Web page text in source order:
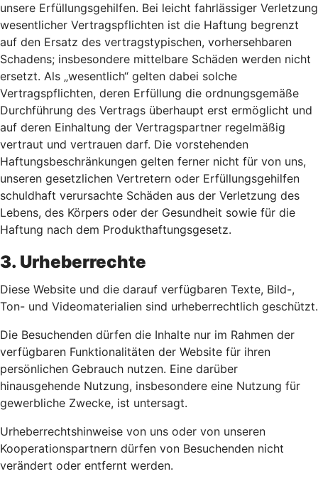
unsere Erfüllungsgehilfen. Bei leicht fahrlässiger Verletzung
wesentlicher Vertragspflichten ist die Haftung begrenzt
auf den Ersatz des vertragstypischen, vorhersehbaren
Schadens; insbesondere mittelbare Schäden werden nicht
ersetzt. Als „wesentlich“ gelten dabei solche
Vertragspflichten, deren Erfüllung die ordnungsgemäße
Durchführung des Vertrags überhaupt erst ermöglicht und
auf deren Einhaltung der Vertragspartner regelmäßig
vertraut und vertrauen darf. Die vorstehenden
Haftungsbeschränkungen gelten ferner nicht für von uns,
unseren gesetzlichen Vertretern oder Erfüllungsgehilfen
schuldhaft verursachte Schäden aus der Verletzung des
Lebens, des Körpers oder der Gesundheit sowie für die
Haftung nach dem Produkthaftungsgesetz.
3. Urheberrechte
Diese Website und die darauf verfügbaren Texte, Bild-,
Ton- und Videomaterialien sind urheberrechtlich geschützt.
Die Besuchenden dürfen die Inhalte nur im Rahmen der
verfügbaren Funktionalitäten der Website für ihren
persönlichen Gebrauch nutzen. Eine darüber
hinausgehende Nutzung, insbesondere eine Nutzung für
gewerbliche Zwecke, ist untersagt.
Urheberrechtshinweise von uns oder von unseren
Kooperationspartnern dürfen von Besuchenden nicht
verändert oder entfernt werden.